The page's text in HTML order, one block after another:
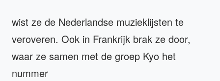
wist ze de Nederlandse muzieklijsten te
veroveren. Ook in Frankrijk brak ze door,
waar ze samen met de groep Kyo het
nummer